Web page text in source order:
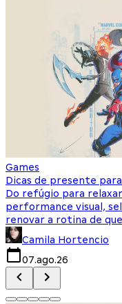
Games
Dicas de presente
Do refúgio para
performance visual,
renovar a rotina de
Camila Hortencio
07.ago.26